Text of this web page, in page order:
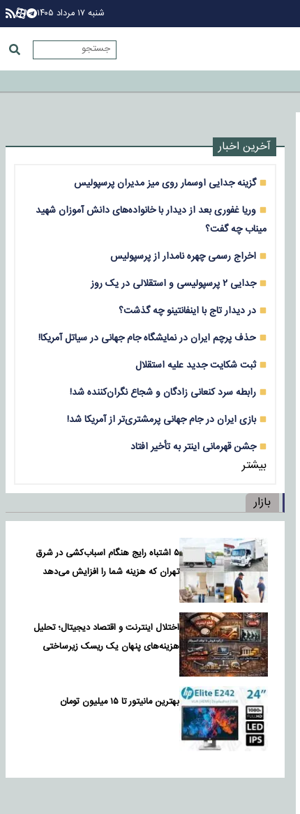
شنبه ۱۷ مرداد ۱۴۰۵
آخرین اخبار
گزینه جدایی اوسمار روی میز مدیران پرسپولیس
وریا غفوری بعد از دیدار با خانواده‌های دانش آموزان شهید
میناب چه گفت؟
اخراج رسمی چهره نامدار از پرسپولیس
جدایی ۲ پرسپولیسی و استقلالی در یک روز
در دیدار تاج با اینفانتینو چه گذشت؟
حذف پرچم ایران در نمایشگاه جام جهانی در سیاتل آمریکا!
ثبت شکایت جدید علیه استقلال
رابطه سرد کنعانی زادگان و شجاع نگران‌کننده شد!
بازی‌ ایران در جام جهانی پرمشتری‌تر از آمریکا شد!
جشن قهرمانی اینتر به تأخیر افتاد
بیشتر
بازار
۵ اشتباه رایج هنگام اسباب‌کشی در شرق
تهران که هزینه شما را افزایش می‌دهد
اختلال اینترنت و اقتصاد دیجیتال؛ تحلیل
هزینه‌های پنهان یک ریسک زیرساختی
بهترین مانیتور تا ۱۵ میلیون تومان